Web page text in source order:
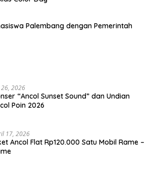
Palembang dengan Pemerintah
26, 2026
“Ancol Sunset Sound” dan Undian
Poin 2026
17, 2026
Ancol Flat Rp120.000 Satu Mobil Rame –